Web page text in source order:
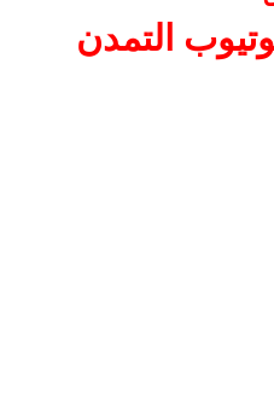
التمدن